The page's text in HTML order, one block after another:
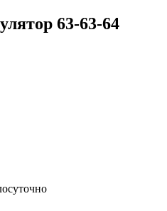
63-63-64